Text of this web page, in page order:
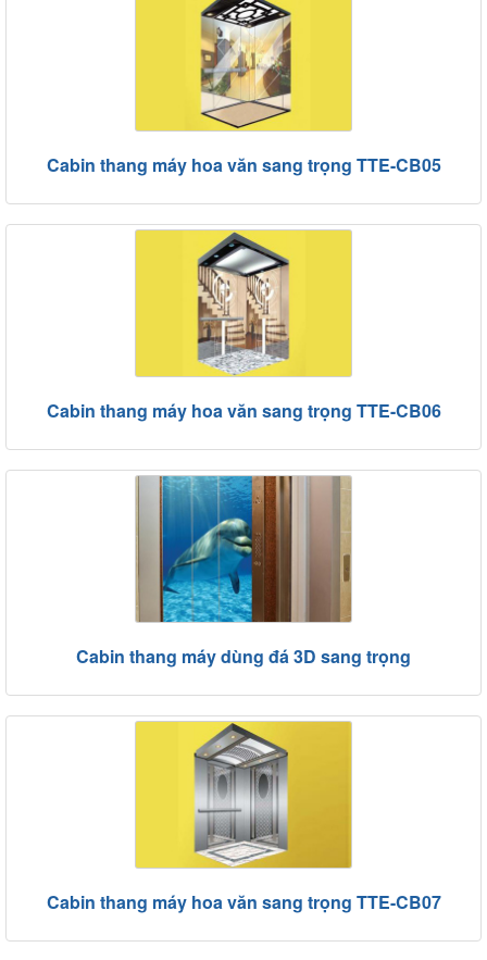
Cabin thang máy hoa văn sang trọng TTE-CB05
Cabin thang máy hoa văn sang trọng TTE-CB06
Cabin thang máy dùng đá 3D sang trọng
Cabin thang máy hoa văn sang trọng TTE-CB07